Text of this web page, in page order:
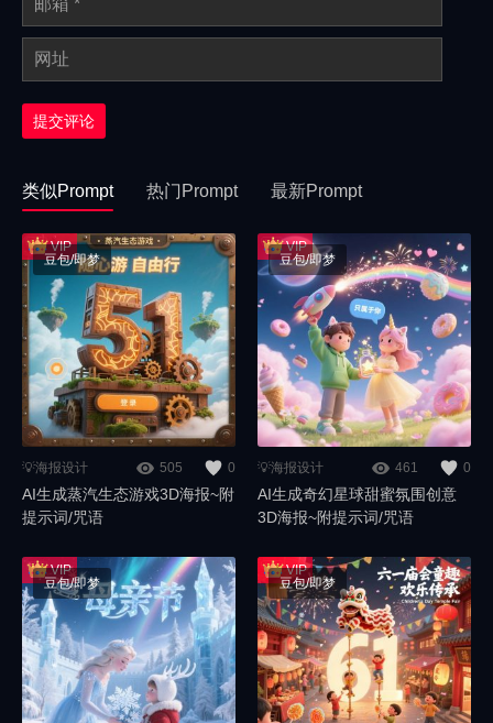
提交评论
类似Prompt 热门Prompt 最新Prompt
💡海报设计 505 0
AI生成蒸汽生态游戏3D海报~附
提示词/咒语
豆包/即梦
💡海报设计 461 0
AI生成奇幻星球甜蜜氛围创意
3D海报~附提示词/咒语
豆包/即梦
豆包/即梦 豆包/即梦